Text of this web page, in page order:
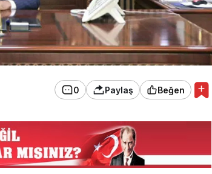
0 Paylaş Beğen